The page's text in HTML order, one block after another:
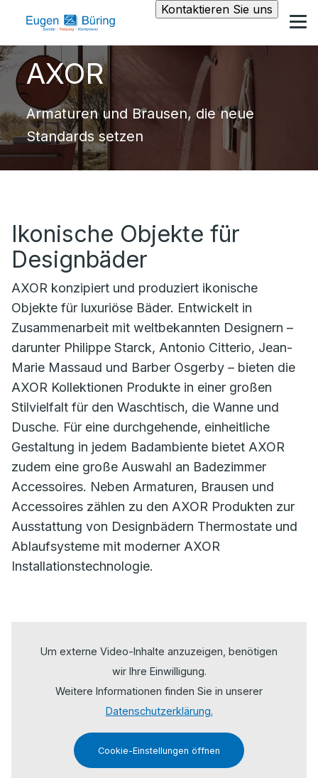
Kontaktieren Sie uns
AXOR
Armaturen und Brausen, die neue
Standards setzen
Ikonische Objekte für
Designbäder
AXOR konzipiert und produziert ikonische
Objekte für luxuriöse Bäder. Entwickelt in
Zusammenarbeit mit weltbekannten Designern –
darunter Philippe Starck, Antonio Citterio, Jean-
Marie Massaud und Barber Osgerby – bieten die
AXOR Kollektionen Produkte in einer großen
Stilvielfalt für den Waschtisch, die Wanne und
Dusche. Für eine durchgehende, einheitliche
Gestaltung in jedem Badambiente bietet AXOR
zudem eine große Auswahl an Badezimmer
Accessoires. Neben Armaturen, Brausen und
Accessoires zählen zu den AXOR Produkten zur
Ausstattung von Designbädern Thermostate und
Ablaufsysteme mit moderner AXOR
Installationstechnologie.
Um externe Video-Inhalte anzuzeigen, benötigen
wir Ihre Einwilligung.
Weitere Informationen finden Sie in unserer
Datenschutzerklärung.
Cookie-Einstellungen öffnen